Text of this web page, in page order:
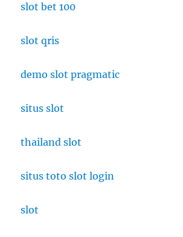
slot bet 100
slot qris
demo slot pragmatic
situs slot
thailand slot
situs toto slot login
slot